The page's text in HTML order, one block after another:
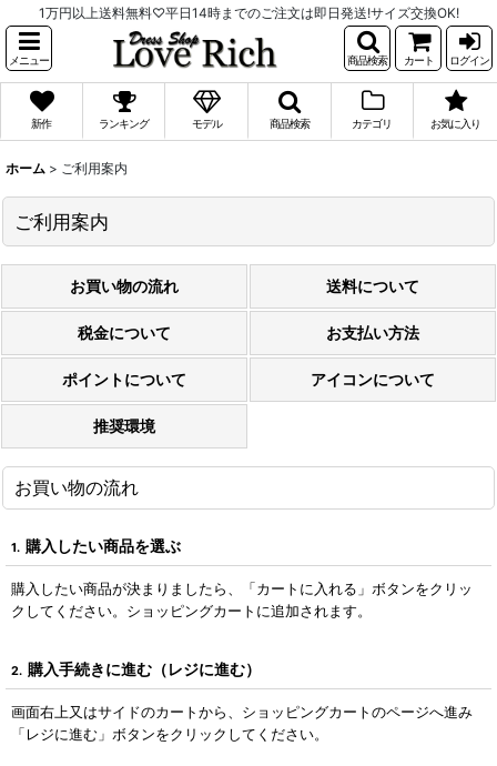
1万円以上送料無料♡平日14時までのご注文は即日発送!サイズ交換OK!
メニュー 商品検索 カート ログイン
新作 ランキング モデル 商品検索 カテゴリ お気に入り
ホーム > ご利用案内
ご利用案内
お買い物の流れ 送料について
税金について お支払い方法
ポイントについて アイコンについて
推奨環境
お買い物の流れ
1. 購入したい商品を選ぶ
購入したい商品が決まりましたら、「カートに入れる」ボタンをクリッ
クしてください。ショッピングカートに追加されます。
2. 購入手続きに進む（レジに進む）
画面右上又はサイドのカートから、ショッピングカートのページへ進み
「レジに進む」ボタンをクリックしてください。